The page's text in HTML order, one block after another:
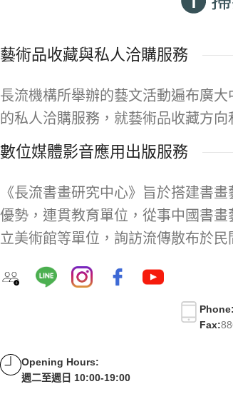
藝術品收藏與私人洽購服務
長流機構所舉辦的藝文活動遍布廣
的私人洽購服務，就藝術品收藏方
數位媒體影音應用出版服務
《長流書畫研究中心》旨於搭建書
優勢，連貫教育單位，從事中國書
立美術館等單位，詢訪流傳散布於
Phone:
Fax:
Opening Hours:
週二至週日 10:00-19:00